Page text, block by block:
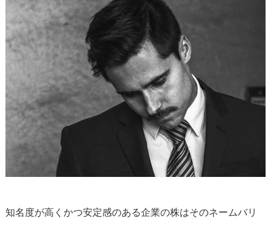
知名度が高くかつ安定感のある企業の株はそのネームバリ